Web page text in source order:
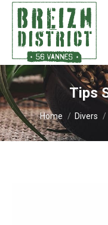
Tips
You are here:
Home Divers